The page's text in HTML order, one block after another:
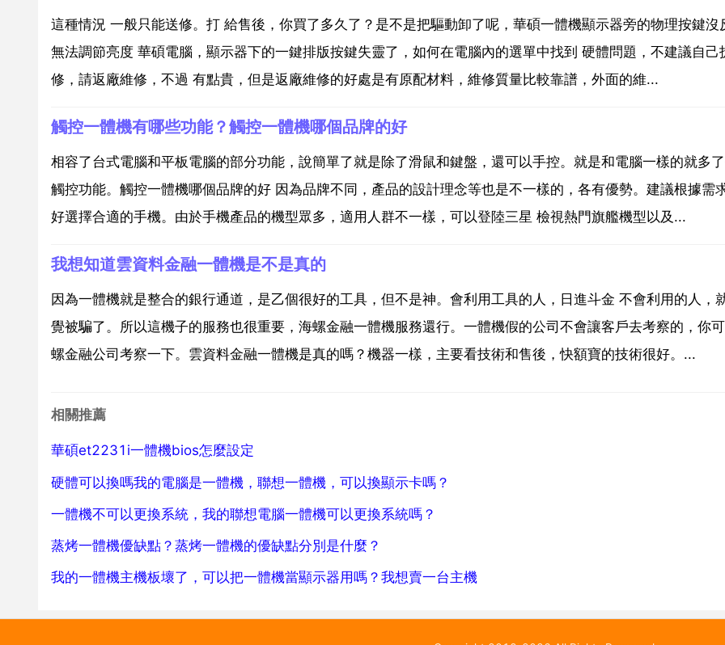
這種情況 一般只能送修。打 給售後，你買了多久了？是不是把驅動卸了呢，華碩一體機顯示器旁的物理按鍵沒
無法調節亮度 華碩電腦，顯示器下的一鍵排版按鍵失靈了，如何在電腦內的選單中找到 硬體問題，不建議自己
修，請返廠維修，不過 有點貴，但是返廠維修的好處是有原配材料，維修質量比較靠譜，外面的維...
觸控一體機有哪些功能？觸控一體機哪個品牌的好
相容了台式電腦和平板電腦的部分功能，說簡單了就是除了滑鼠和鍵盤，還可以手控。就是和電腦一樣的就多
觸控功能。觸控一體機哪個品牌的好 因為品牌不同，產品的設計理念等也是不一樣的，各有優勢。建議根據需
好選擇合適的手機。由於手機產品的機型眾多，適用人群不一樣，可以登陸三星 檢視熱門旗艦機型以及...
我想知道雲資料金融一體機是不是真的
因為一體機就是整合的銀行通道，是乙個很好的工具，但不是神。會利用工具的人，日進斗金 不會利用的人，
覺被騙了。所以這機子的服務也很重要，海螺金融一體機服務還行。一體機假的公司不會讓客戶去考察的，你
螺金融公司考察一下。雲資料金融一體機是真的嗎？機器一樣，主要看技術和售後，快額寶的技術很好。...
相關推薦
華碩et2231i一體機bios怎麼設定
硬體可以換嗎我的電腦是一體機，聯想一體機，可以換顯示卡嗎？
一體機不可以更換系統，我的聯想電腦一體機可以更換系統嗎？
蒸烤一體機優缺點？蒸烤一體機的優缺點分別是什麼？
我的一體機主機板壞了，可以把一體機當顯示器用嗎？我想賣一台主機